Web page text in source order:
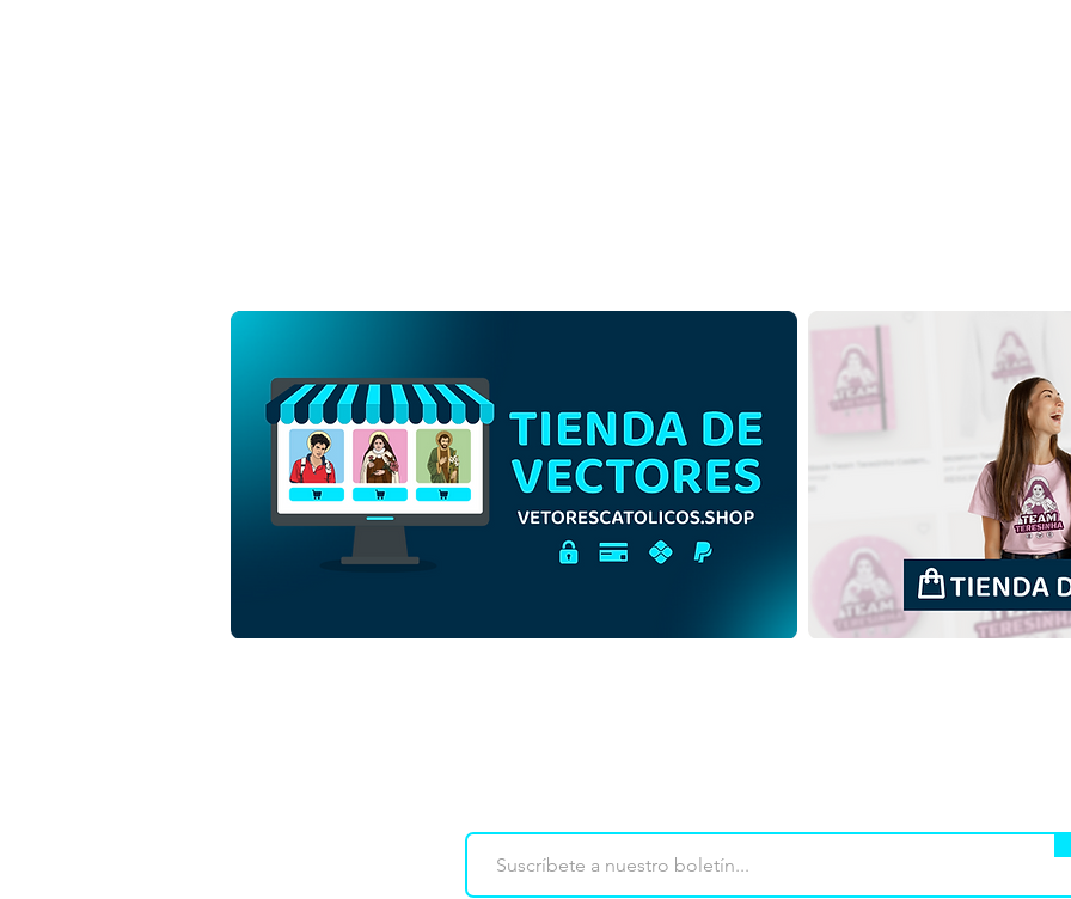
San Gabriel de la Virgen
Dolorosa | Descarga gratuita
de Vector de contorno
San Gabriel de la Virgen
Dolorosa | Descarga gratuita
Esquema Ilustración Sin
San